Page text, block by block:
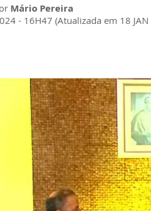
Mário Pereira
- 16H47 (Atualizada em 18